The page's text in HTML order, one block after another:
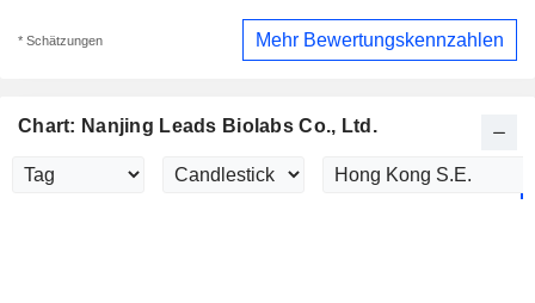
* Schätzungen Mehr Bewertungskennzahlen
Chart: Nanjing Leads Biolabs Co., Ltd.